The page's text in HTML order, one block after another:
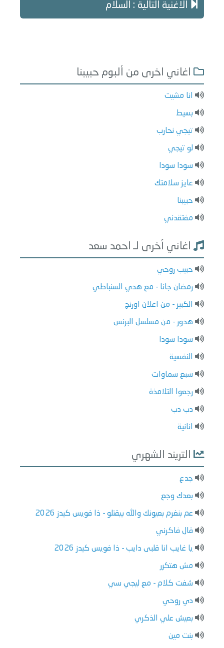
الاغنية التالية : السلام
اغاني اخرى من ألبوم حبيبنا
انا مشيت
بسيط
تيجي نحارب
لو تيجي
سودا سودا
عايز سلامتك
حبيبنا
مفتقدني
اغاني أخرى لـ احمد سعد
حبيب روحي
رمضان جانا - مع هدي السنباطي
الكبير - من اعلان اورنج
هدور - من مسلسل البرنس
سودا سودا
النفسية
سبع سماوات
رجعوا التلامذة
دب دب
انانية
التريند الشهري
جدع
بعدك وجع
عم بنغرم بعيونك والله بيقتلو - ذا فويس كيدز 2026
قال فاكرني
يا غايب انا قلبى دايب - ذا فويس كيدز 2026
مش هتكرر
شفت كلام - مع ليجي سي
دي روحي
بعيش علي الذكري
بنت مين